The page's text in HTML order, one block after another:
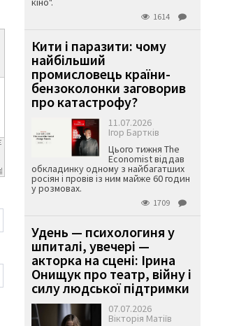
1614
Кити і паразити: чому
найбільший
промисловець країни-
бензоколонки заговорив
про катастрофу?
11.07.2026
Ігор Бартків
Цього тижня The
Economist віддав
обкладинку одному з найбагатших
росіян і провів із ним майже 60 годин
у розмовах.
1709
Удень — психологиня у
шпиталі, увечері —
акторка на сцені: Ірина
Онищук про театр, війну і
силу людської підтримки
07.07.2026
Вікторія Матіїв